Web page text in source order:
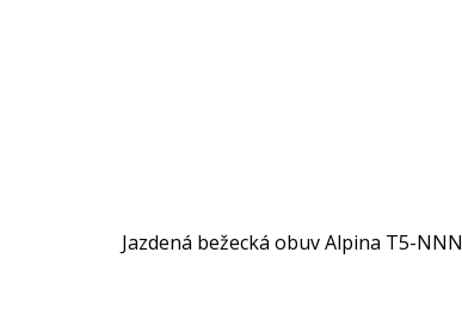
Jazdená bežecká obuv Alpina T5-NNN